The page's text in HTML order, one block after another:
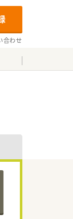
合わせ